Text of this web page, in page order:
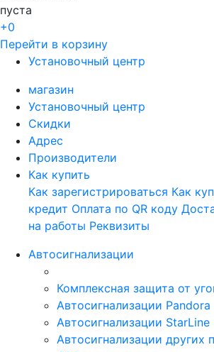
пуста
+0
Перейти в корзину
Установочный центр
магазин
Установочный центр
Скидки
Адрес
Производители
Как купить
Как зарегистрироваться Как
кредит Оплата по QR коду
на работы Реквизиты
Автосигнализации
Комплексная защита от
Автосигнализации Pandora
Автосигнализации StarLine
Автосигнализации других